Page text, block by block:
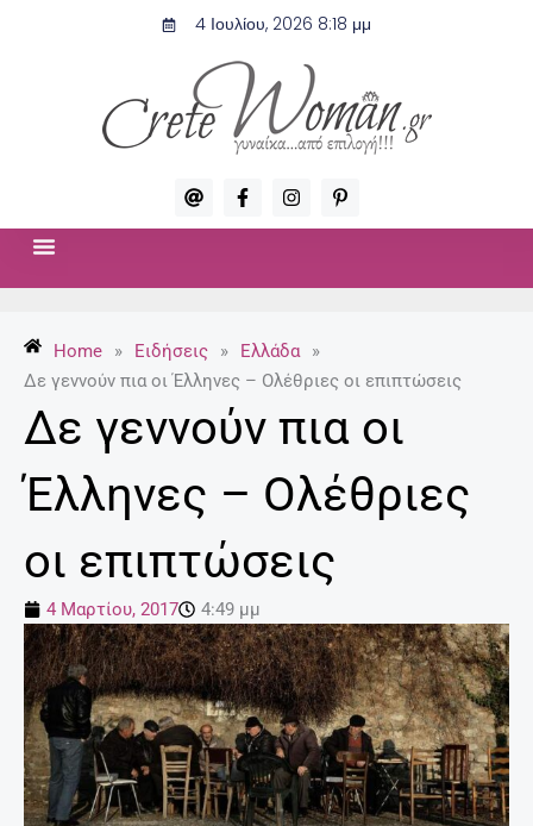
4 Ιουλίου, 2026 8:18 μμ
A
t
F
a
c
-
f
I
n
s
P
i
n
p
Home » Ειδήσεις » Ελλάδα
»
Δε γεννούν πια οι Έλληνες – Ολέθριες οι επιπτώσεις
Δε γεννούν πια οι
Έλληνες – Ολέθριες
οι επιπτώσεις
4 Μαρτίου, 2017 4:49 μμ